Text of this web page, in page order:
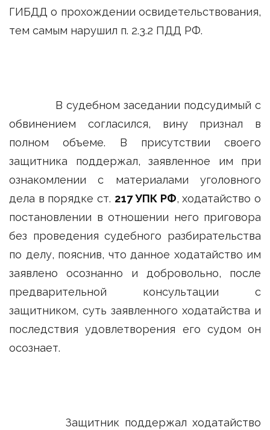
ГИБДД о прохождении освидетельствования,
тем самым нарушил п. 2.3.2 ПДД РФ.
В судебном заседании подсудимый с
обвинением согласился, вину признал в
полном объеме. В присутствии своего
защитника поддержал, заявленное им при
ознакомлении с материалами уголовного
дела в порядке ст. 217 УПК РФ, ходатайство о
постановлении в отношении него приговора
без проведения судебного разбирательства
по делу, пояснив, что данное ходатайство им
заявлено осознанно и добровольно, после
предварительной консультации с
защитником, суть заявленного ходатайства и
последствия удовлетворения его судом он
осознает.
Защитник поддержал ходатайство